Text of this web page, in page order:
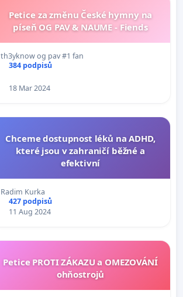
Petice za změnu České hymny na
píseň OG PAV & NAUME - Fiends
th3yknow og pav #1 fan
384 podpisů
18 Mar 2024
Chceme dostupnost léků na ADHD,
které jsou v zahraničí běžné a
efektivní
Radim Kurka
427 podpisů
11 Aug 2024
Petice PROTI ZÁKAZU a OMEZOVÁNÍ
ohňostrojů